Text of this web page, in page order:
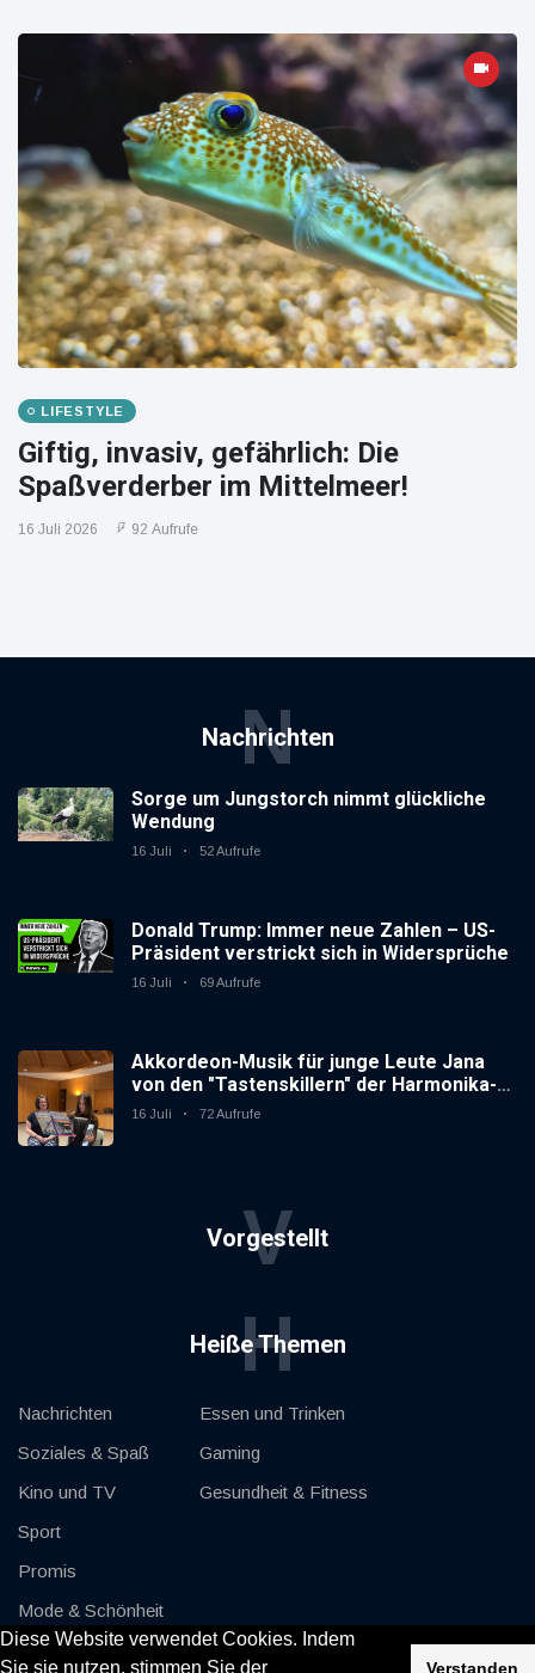
Diese Website verwendet Cookies. Indem
Sie sie nutzen, stimmen Sie der
Verstanden
LIFESTYLE
Giftig, invasiv, gefährlich: Die
Spaßverderber im Mittelmeer!
16 Juli 2026 92 Aufrufe
Nachrichten
N
Sorge um Jungstorch nimmt glückliche
Wendung
16 Juli 52 Aufrufe
Donald Trump: Immer neue Zahlen – US-
Präsident verstrickt sich in Widersprüche
16 Juli 69 Aufrufe
Akkordeon-Musik für junge Leute Jana
von den "Tastenskillern" der Harmonika-
Vereinigung Gaggenau zeigt, wie "jung"
16 Juli 72 Aufrufe
Vorgestellt
V
Heiße Themen
H
Nachrichten
Soziales & Spaß
Kino und TV
Sport
Promis
Mode & Schönheit
Autos & Motor
Essen und Trinken
Gaming
Gesundheit & Fitness